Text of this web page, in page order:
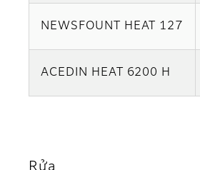
NEWSFOUNT HEAT 127
ACEDIN HEAT 6200 H
Rửa